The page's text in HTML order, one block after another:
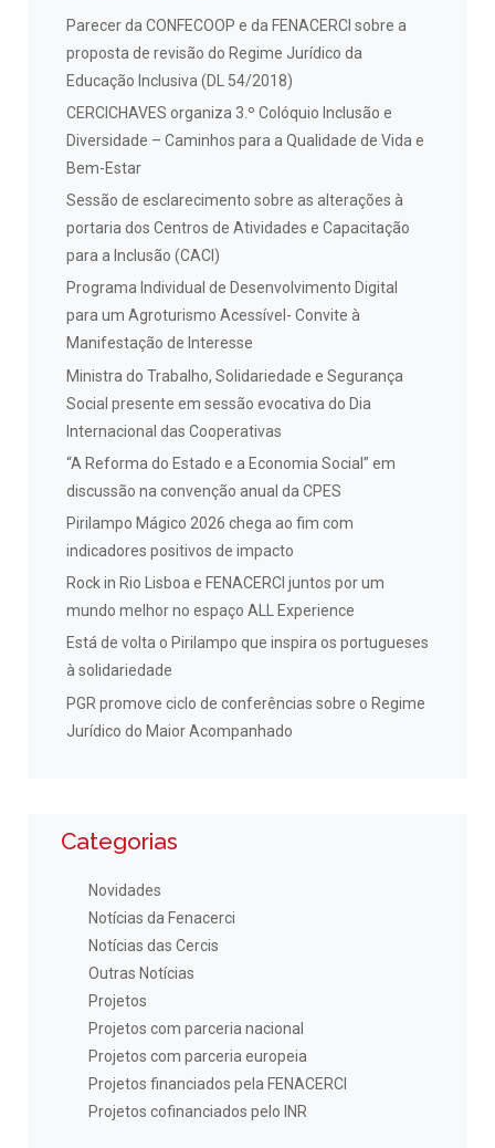
Parecer da CONFECOOP e da FENACERCI sobre a
proposta de revisão do Regime Jurídico da
Educação Inclusiva (DL 54/2018)
CERCICHAVES organiza 3.º Colóquio Inclusão e
Diversidade – Caminhos para a Qualidade de Vida e
Bem-Estar
Sessão de esclarecimento sobre as alterações à
portaria dos Centros de Atividades e Capacitação
para a Inclusão (CACI)
Programa Individual de Desenvolvimento Digital
para um Agroturismo Acessível- Convite à
Manifestação de Interesse
Ministra do Trabalho, Solidariedade e Segurança
Social presente em sessão evocativa do Dia
Internacional das Cooperativas
“A Reforma do Estado e a Economia Social” em
discussão na convenção anual da CPES
Pirilampo Mágico 2026 chega ao fim com
indicadores positivos de impacto
Rock in Rio Lisboa e FENACERCI juntos por um
mundo melhor no espaço ALL Experience
Está de volta o Pirilampo que inspira os portugueses
à solidariedade
PGR promove ciclo de conferências sobre o Regime
Jurídico do Maior Acompanhado
Categorias
Novidades
Notícias da Fenacerci
Notícias das Cercis
Outras Notícias
Projetos
Projetos com parceria nacional
Projetos com parceria europeia
Projetos financiados pela FENACERCI
Projetos cofinanciados pelo INR